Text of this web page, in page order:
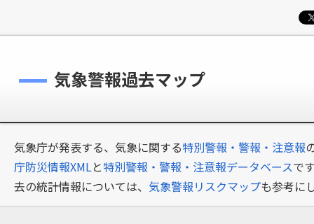
気象警報過去マップ
気象庁が発表する、気象に関する特別警報・警報・注意報
庁防災情報XMLと特別警報・警報・注意報データベースで
去の統計情報については、 気象警報リスクマップも参考に